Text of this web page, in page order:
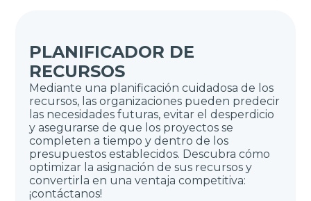
PLANIFICADOR DE
RECURSOS
Mediante una planificación cuidadosa de los
recursos, las organizaciones pueden predecir
las necesidades futuras, evitar el desperdicio
y asegurarse de que los proyectos se
completen a tiempo y dentro de los
presupuestos establecidos. Descubra cómo
optimizar la asignación de sus recursos y
convertirla en una ventaja competitiva:
¡contáctanos!